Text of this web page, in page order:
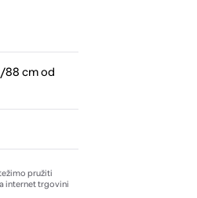
88 cm od
pružiti
internet trgovini